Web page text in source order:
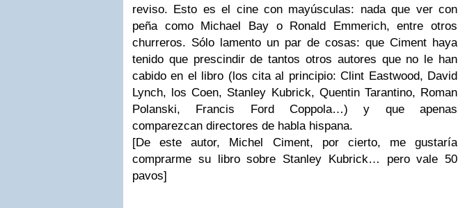
reviso. Esto es el cine con mayúsculas: nada que ver con
peña como Michael Bay o Ronald Emmerich, entre otros
churreros. Sólo lamento un par de cosas: que Ciment haya
tenido que prescindir de tantos otros autores que no le han
cabido en el libro (los cita al principio: Clint Eastwood, David
Lynch, los Coen, Stanley Kubrick, Quentin Tarantino, Roman
Polanski, Francis Ford Coppola…) y que apenas
comparezcan directores de habla hispana.
[De este autor, Michel Ciment, por cierto, me gustaría
comprarme su libro sobre Stanley Kubrick… pero vale 50
pavos]